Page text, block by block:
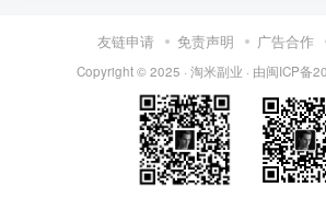
友链申请 免责声明 广告合作
Copyright © 2025 · 淘米副业 · 由闽ICP备